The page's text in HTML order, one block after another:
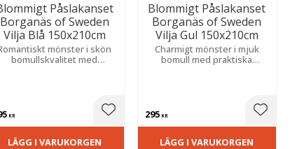
Påslakanset
Borganäs of Sweden
Vilja Blå 150x210cm
mönster i skön
bomullskvalitet med
KR Lägg till i favoriter
LÄGG I VARUKORGEN
Blommigt Påslakanset
Borganäs of Sweden
Vilja Gul 150x210cm
Charmigt mönster i mjuk
bomull med praktiska
295KR Lägg
LÄGG I VARUKORGEN